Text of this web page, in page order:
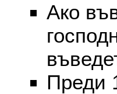
Ако
Преди